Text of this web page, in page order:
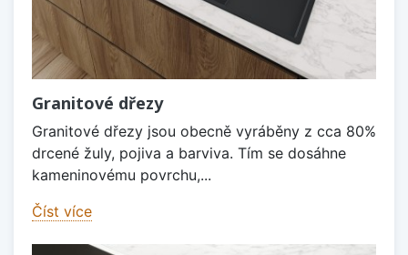
Granitové dřezy
Granitové dřezy jsou obecně vyráběny z cca 80%
drcené žuly, pojiva a barviva. Tím se dosáhne
kameninovému povrchu,...
Číst více